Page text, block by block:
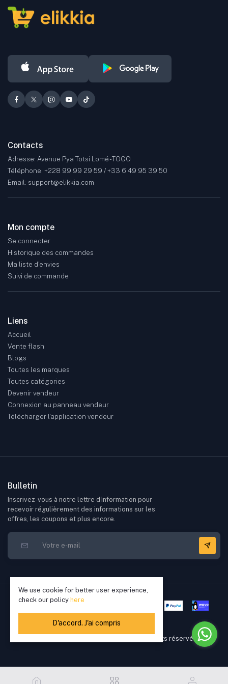
mode, la beauté, l'automobile, le sport, l'électronique grand public,
ainsi que bien d'autres secteurs.
Contacts
Adresse: Avenue Pya Totsi Lomé - TOGO
Téléphone: +228 99 99 29 59 / +33 6 49 95 39 50
Email: support@elikkia.com
Mon compte
Se connecter
Historique des commandes
Ma liste d'envies
Suivi de commande
Liens
Accueil
Vente flash
Blogs
Toutes les marques
Toutes catégories
Devenir vendeur
Connexion au panneau vendeur
Télécharger l'application vendeur
Bulletin
Inscrivez-vous à notre lettre d'information pour
recevoir régulièrement des informations sur les
offres, les coupons et plus encore.
Copyright © 2022 - 2026 Elikkia. Tous droits réservés
We use cookie for better user experience,
check our policy here
D'accord. J'ai compris